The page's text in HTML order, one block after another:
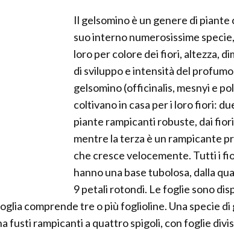
Il gelsomino è un genere di piante
suo interno numerosissime
loro per colore dei fiori, altezza,
di sviluppo e intensità del
gelsomino (officinalis, mesnyi e
coltivano in casa per i loro fiori:
piante rampicanti robuste, dai
mentre la terza è un rampicante
che cresce velocemente. Tutti i
hanno una base tubolosa, dalla
9 petali rotondi. Le foglie sono
comprende tre o più foglioline. Una specie di
fusti rampicanti a quattro spigoli, con foglie